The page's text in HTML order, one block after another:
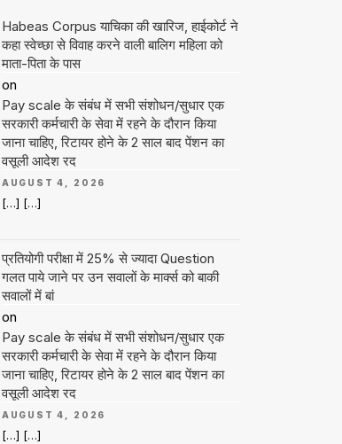
Habeas Corpus याचिका की खारिज, हाईकोर्ट ने
कहा स्वेच्छा से विवाह करने वाली बालिग महिला को
माता-पिता के पास
on
Pay scale के संबंध में सभी संशोधन/सुधार एक
सरकारी कर्मचारी के सेवा में रहने के दौरान किया
जाना चाहिए, रिटायर होने के 2 साल बाद पेंशन का
वसूली आदेश रद
AUGUST 4, 2026
[…] […]
प्रतियोगी परीक्षा में 25% से ज्यादा Question
गलत पाये जाने पर उन सवालों के मार्क्स को बाकी
सवालों में बां
on
Pay scale के संबंध में सभी संशोधन/सुधार एक
सरकारी कर्मचारी के सेवा में रहने के दौरान किया
जाना चाहिए, रिटायर होने के 2 साल बाद पेंशन का
वसूली आदेश रद
AUGUST 4, 2026
[…] […]